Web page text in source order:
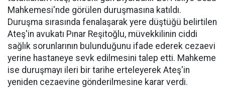
Mahkemesi'nde görülen duruşmasına katıldı.
Duruşma sırasında fenalaşarak yere düştüğü belirtilen
Ateş'in avukatı Pınar Reşitoğlu, müvekkilinin ciddi
sağlık sorunlarının bulunduğunu ifade ederek cezaevi
yerine hastaneye sevk edilmesini talep etti. Mahkeme
ise duruşmayı ileri bir tarihe erteleyerek Ateş'in
yeniden cezaevine gönderilmesine karar verdi.